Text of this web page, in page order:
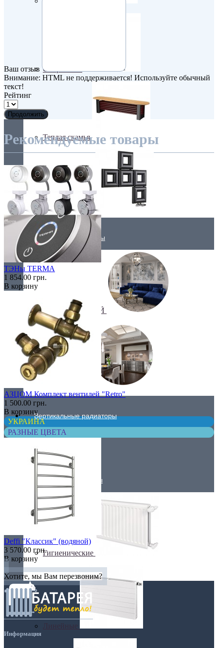
С зеркалом
Теплая скамья
Эксклюзивные
Трубчатые радиаторы
ДЛЯ ГОСТИНОЙ
Вертикальные радиаторы
Низкие радиаторы
Стальные радиаторы
Гигиенические
Ваш отзыв
Внимание: HTML не поддерживается! Используйте обычный
текст!
Рейтинг
Продолжить
Рекомендуемые товары
ТЭНы TERMA
1 854.00 грн.
В корзину
АЗЦОМ Комплект вентилей "Retro"
1 500.00 грн.
В корзину
УКРАИНА
РАЗНЫЕ ЦВЕТА
Deffi "Классик" (водяной)
3 570.00 грн.
В корзину
Хотите, мы Вам перезвоним?
Информация